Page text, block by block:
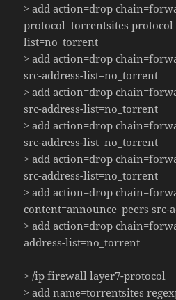
> add action=drop
protocol=torrentsites
list=no_torrent
> add action=drop
src-address-list=no_torrent
> add action=drop
src-address-list=no_torrent
> add action=drop
src-address-list=no_torrent
> add action=drop
src-address-list=no_torrent
> add action=drop
content=announce_peers
> add action=drop
address-list=no_torrent
> /ip firewall layer7-protocol
> add name=torrentsites